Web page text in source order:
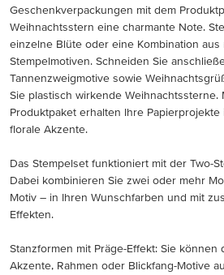
Geschenkverpackungen mit dem
Weihnachtsstern eine charmante Note.
einzelne Blüte oder eine Kombination aus
Stempelmotiven. Schneiden Sie
Tannenzweigmotive sowie
Sie plastisch wirkende Weihnachtssterne.
Produktpaket erhalten Ihre
florale Akzente.
Das Stempelset funktioniert mit der Two-
Dabei kombinieren Sie zwei oder mehr
Motiv – in Ihren Wunschfarben und mit
Effekten.
Stanzformen mit Präge-Effekt: Sie können
Akzente, Rahmen oder Blickfang-Motive